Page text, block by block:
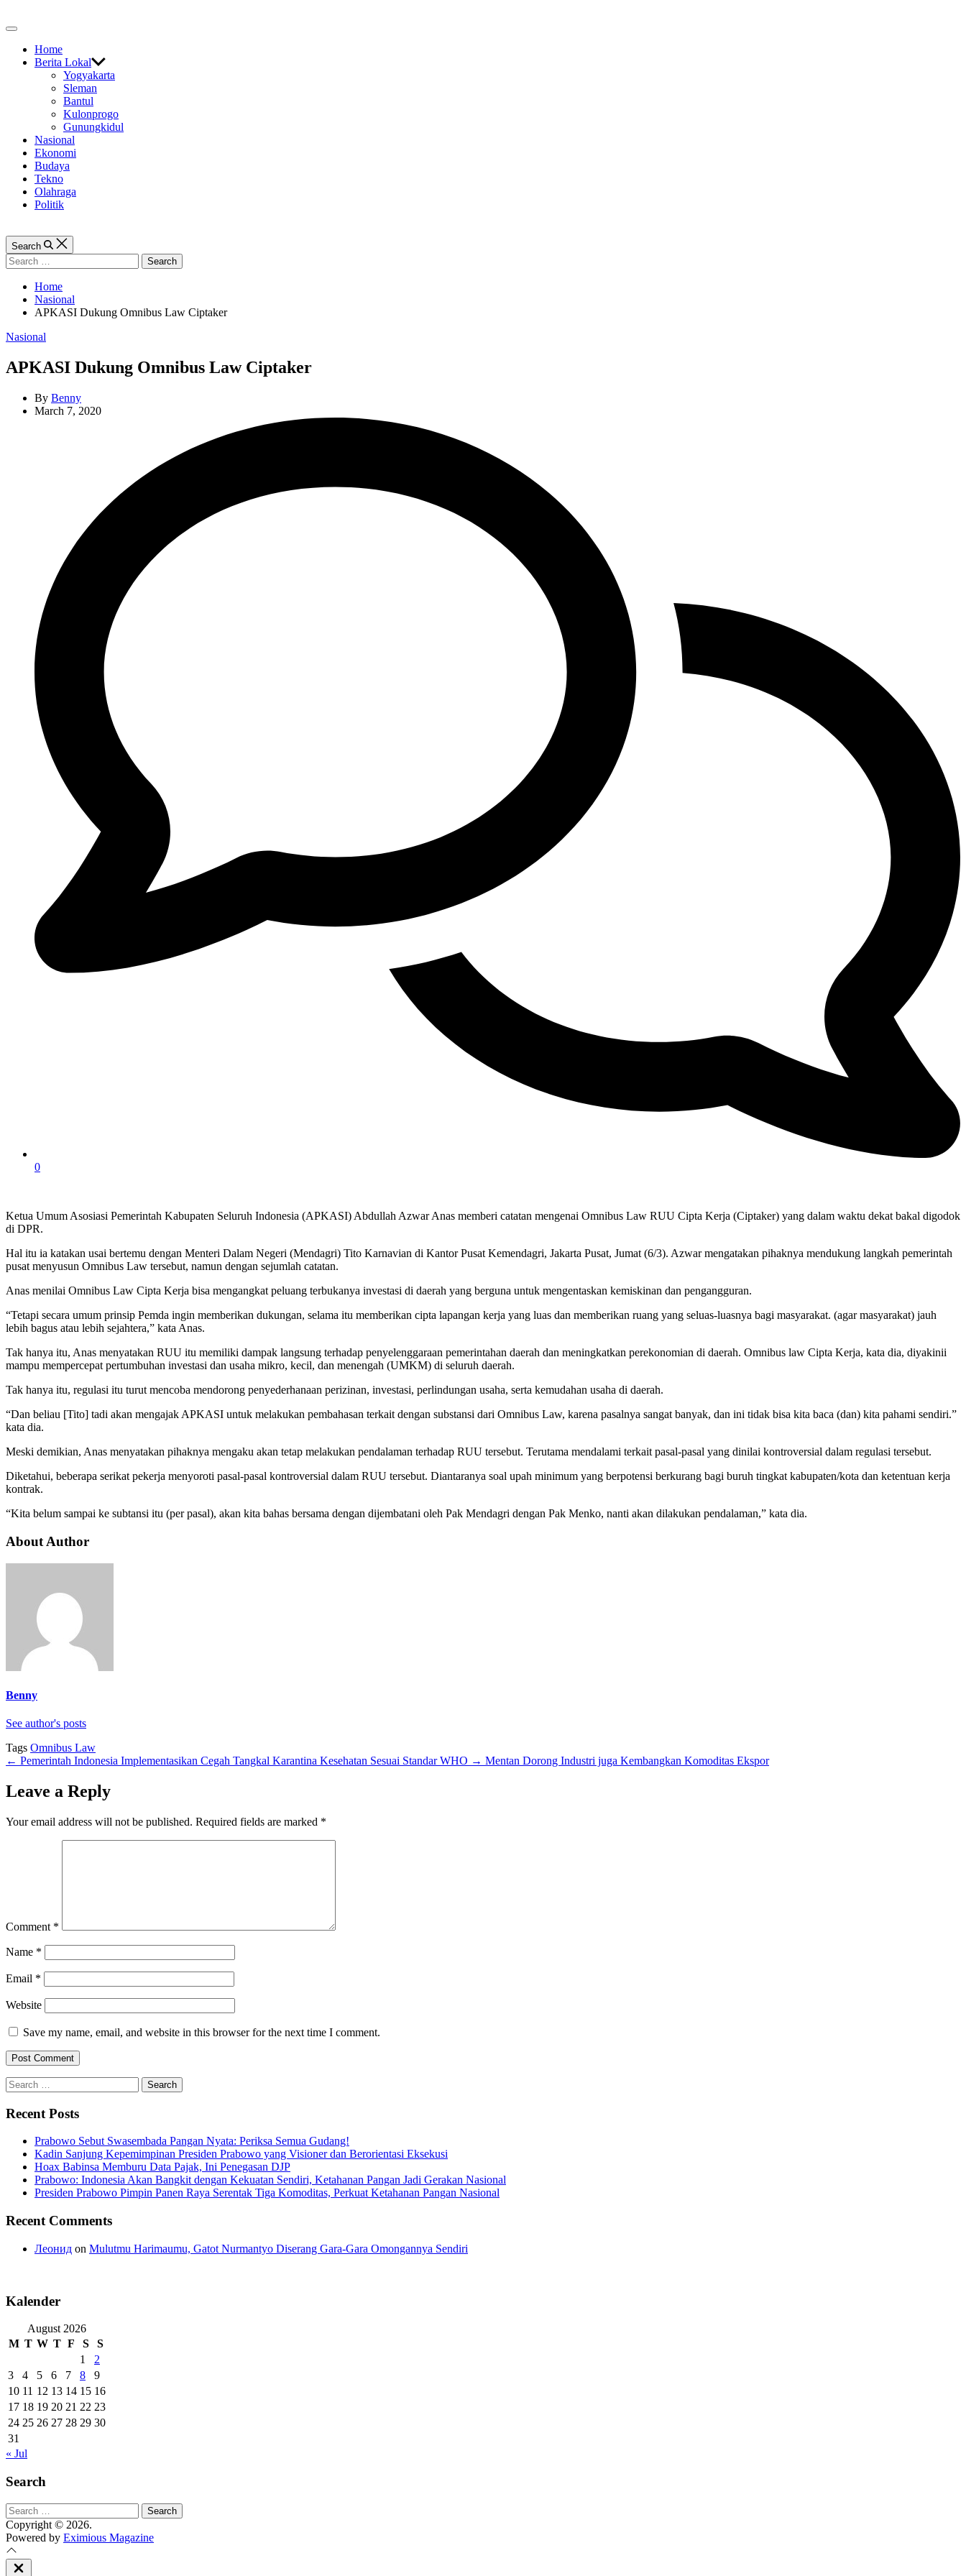
to
Off
CanvasHome
Berita Lokal
Yogyakarta
Sleman
Bantul
Kulonprogo
Gunungkidul
Nasional
Ekonomi
Budaya
Tekno
Olahraga
Politik
Search
Search
for:
Home
Nasional
APKASI Dukung Omnibus Law Ciptaker
Categories
Nasional
APKASI Dukung Omnibus Law Ciptaker
By Benny
March 7, 2020
0
Ketua Umum Asosiasi Pemerintah Kabupaten Seluruh Indonesia (APKASI) Abdullah Azwar Anas memberi catatan mengenai Omnibus Law RUU Cipta Kerja (Ciptaker) yang dalam waktu dekat bakal digodok
di DPR.
Hal itu ia katakan usai bertemu dengan Menteri Dalam Negeri (Mendagri) Tito Karnavian di Kantor Pusat Kemendagri, Jakarta Pusat, Jumat (6/3). Azwar mengatakan pihaknya mendukung langkah pemerintah
pusat menyusun Omnibus Law tersebut, namun dengan sejumlah catatan.
Anas menilai Omnibus Law Cipta Kerja bisa mengangkat peluang terbukanya investasi di daerah yang berguna untuk mengentaskan kemiskinan dan pengangguran.
“Tetapi secara umum prinsip Pemda ingin memberikan dukungan, selama itu memberikan cipta lapangan kerja yang luas dan memberikan ruang yang seluas-luasnya bagi masyarakat. (agar masyarakat) jauh
lebih bagus atau lebih sejahtera,” kata Anas.
Tak hanya itu, Anas menyatakan RUU itu memiliki dampak langsung terhadap penyelenggaraan pemerintahan daerah dan meningkatkan perekonomian di daerah. Omnibus law Cipta Kerja, kata dia, diyakinii
mampu mempercepat pertumbuhan investasi dan usaha mikro, kecil, dan menengah (UMKM) di seluruh daerah.
Tak hanya itu, regulasi itu turut mencoba mendorong penyederhanaan perizinan, investasi, perlindungan usaha, serta kemudahan usaha di daerah.
“Dan beliau [Tito] tadi akan mengajak APKASI untuk melakukan pembahasan terkait dengan substansi dari Omnibus Law, karena pasalnya sangat banyak, dan ini tidak bisa kita baca (dan) kita pahami sendiri.”
kata dia.
Meski demikian, Anas menyatakan pihaknya mengaku akan tetap melakukan pendalaman terhadap RUU tersebut. Terutama mendalami terkait pasal-pasal yang dinilai kontroversial dalam regulasi tersebut.
Diketahui, beberapa serikat pekerja menyoroti pasal-pasal kontroversial dalam RUU tersebut. Diantaranya soal upah minimum yang berpotensi berkurang bagi buruh tingkat kabupaten/kota dan ketentuan kerja
kontrak.
“Kita belum sampai ke subtansi itu (per pasal), akan kita bahas bersama dengan dijembatani oleh Pak Mendagri dengan Pak Menko, nanti akan dilakukan pendalaman,” kata dia.
About Author
Benny
See author's posts
Tags Omnibus Law
← Pemerintah Indonesia Implementasikan Cegah Tangkal Karantina Kesehatan Sesuai Standar WHO → Mentan Dorong Industri juga Kembangkan Komoditas Ekspor
Leave a Reply
Your email address will not be published. Required fields are marked *
Comment *
Name *
Email *
Website
Save my name, email, and website in this browser for the next time I comment.
Search
for:
Recent Posts
Prabowo Sebut Swasembada Pangan Nyata: Periksa Semua Gudang!
Kadin Sanjung Kepemimpinan Presiden Prabowo yang Visioner dan Berorientasi Eksekusi
Hoax Babinsa Memburu Data Pajak, Ini Penegasan DJP
Prabowo: Indonesia Akan Bangkit dengan Kekuatan Sendiri, Ketahanan Pangan Jadi Gerakan Nasional
Presiden Prabowo Pimpin Panen Raya Serentak Tiga Komoditas, Perkuat Ketahanan Pangan Nasional
Recent Comments
Леонид on Mulutmu Harimaumu, Gatot Nurmantyo Diserang Gara-Gara Omongannya Sendiri
Kalender
August 2026
M T W T F S
S
1
2
3
4 5 6 7 8
9
10 11 12 13 14 15 16
17 18 19 20 21 22 23
24 25 26 27 28 29 30
31
« Jul
Search
Search
for:
Copyright © 2026.
Powered by Eximious Magazine
Close